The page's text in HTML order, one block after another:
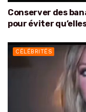
Conserver des
pour éviter
CÉLÉBRITÉS